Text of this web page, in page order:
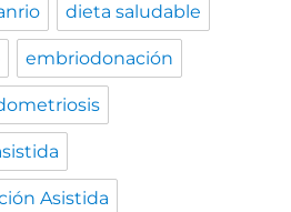
dieta saludable
embriodonación
Asistida